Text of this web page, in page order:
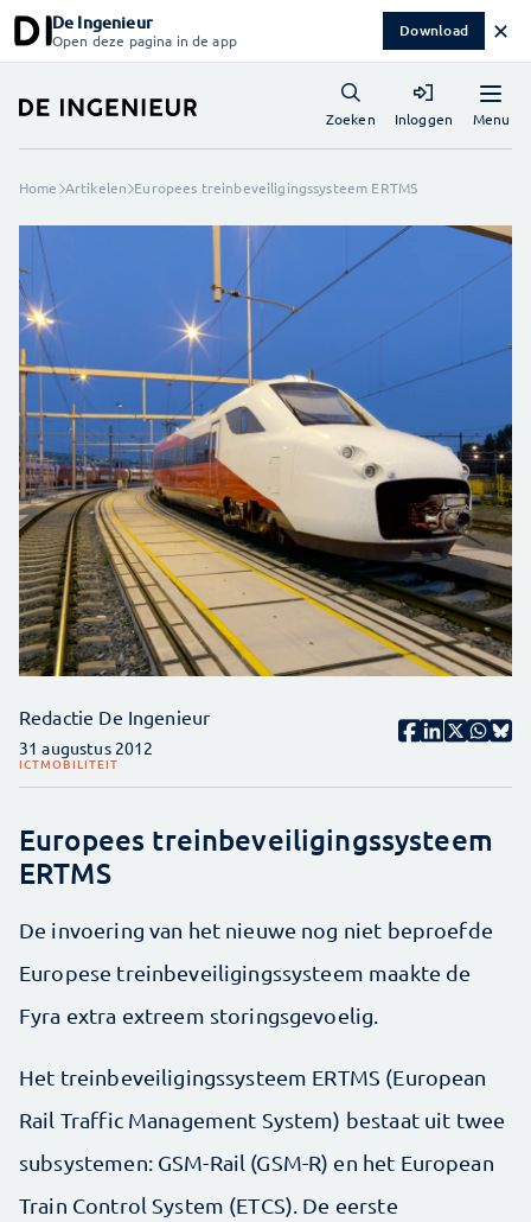
De Ingenieur
Open deze pagina in de app Download ✕
Menu
Zoeken Inloggen
Home Artikelen Europees treinbeveiligingssysteem ERTMS
Redactie De Ingenieur
31 augustus 2012
ICTMOBILITEIT
Europees treinbeveiligingssysteem
ERTMS
De invoering van het nieuwe nog niet beproefde
Europese treinbeveiligingssysteem maakte de
Fyra extra extreem storingsgevoelig.
Het treinbeveiligingssysteem ERTMS (European
Rail Traffic Management System) bestaat uit twee
subsystemen: GSM-Rail (GSM-R) en het European
Train Control System (ETCS). De eerste